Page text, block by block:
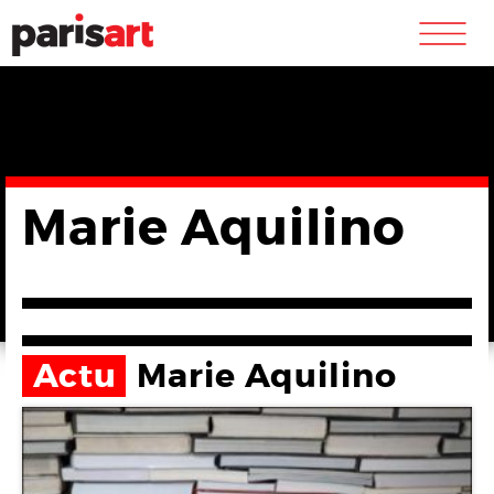
m
Marie Aquilino
Actu Marie Aquilino